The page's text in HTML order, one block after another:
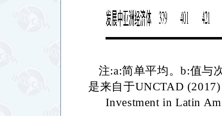
注:a:简单平均。b:值与
是来自于UNCTAD
Investment in Latin